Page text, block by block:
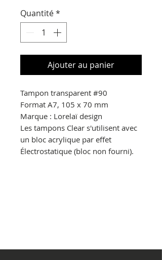
Quantité*
Ajouter au panier
Tampon transparent #90
Format A7, 105 x 70 mm
Marque : Lorelaï design
Les tampons Clear s'utilisent avec
un bloc acrylique par effet
Électrostatique (bloc non fourni).